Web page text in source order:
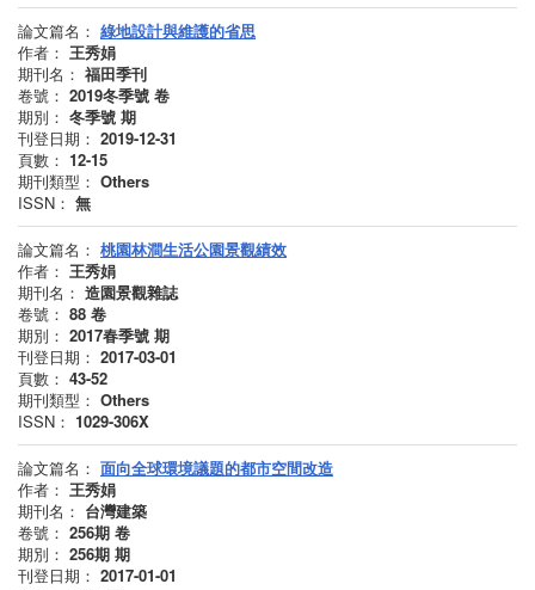
論文篇名： 綠地設計與維護的省思
作者： 王秀娟
期刊名： 福田季刊
卷號： 2019冬季號 卷
期別： 冬季號 期
刊登日期： 2019-12-31
頁數： 12-15
期刊類型： Others
ISSN： 無
論文篇名： 桃園林澗生活公園景觀績效
作者： 王秀娟
期刊名： 造園景觀雜誌
卷號： 88 卷
期別： 2017春季號 期
刊登日期： 2017-03-01
頁數： 43-52
期刊類型： Others
ISSN： 1029-306X
論文篇名： 面向全球環境議題的都市空間改造
作者： 王秀娟
期刊名： 台灣建築
卷號： 256期 卷
期別： 256期 期
刊登日期： 2017-01-01